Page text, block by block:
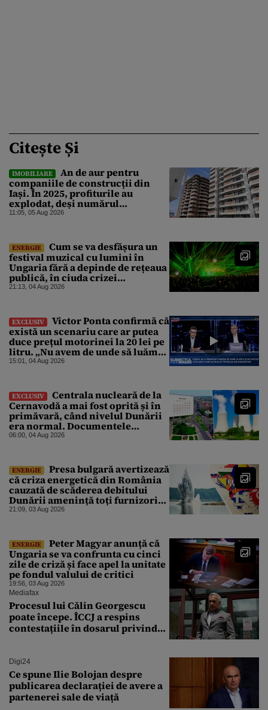
Citește Și
IMOBILIARE
An de aur pentru
companiile de construcții din
Iași. În 2025, profiturile au
explodat, deși numărul
angajaților a scăzut
11:05, 05 Aug 2026
ENERGIE
Cum se va desfășura un
festival muzical cu lumini în
Ungaria fără a depinde de rețeaua
publică, în ciuda crizei
energetice
21:13, 04 Aug 2026
EXCLUSIV
Victor Ponta confirmă că
există un scenariu care ar putea
duce prețul motorinei la 20 lei pe
litru. „Nu avem de unde să luăm
petrol”
15:01, 04 Aug 2026
EXCLUSIV
Centrala nucleară de la
Cernavodă a mai fost oprită și în
primăvară, când nivelul Dunării
era normal. Documentele
descoperite de Gândul arată că
06:00, 04 Aug 2026
ENERGIE
Presa bulgară avertizează
că criza energetică din România
cauzată de scăderea debitului
Dunării amenință toți furnizorii
balcanici de electricitate
21:09, 03 Aug 2026
ENERGIE
Peter Magyar anunță că
Ungaria se va confrunta cu cinci
zile de criză și face apel la unitate
pe fondul valului de critici
19:56, 03 Aug 2026
Mediafax
Procesul lui Călin Georgescu
poate începe. ÎCCJ a respins
contestațiile în dosarul privind
Digi24
Ce spune Ilie Bolojan despre
publicarea declarației de avere a
partenerei sale de viață